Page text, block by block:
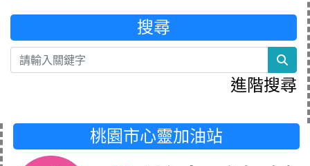
搜尋
進階搜尋
桃園市心靈加油站